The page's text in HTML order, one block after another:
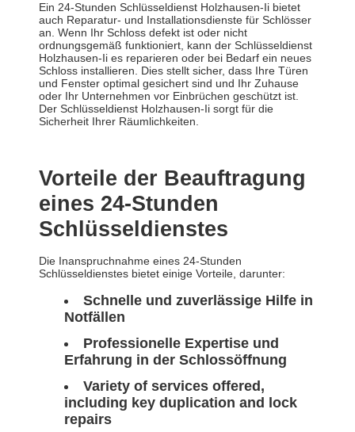
Ein 24-Stunden Schlüsseldienst Holzhausen-Ii bietet
auch Reparatur- und Installationsdienste für Schlösser
an. Wenn Ihr Schloss defekt ist oder nicht
ordnungsgemäß funktioniert, kann der Schlüsseldienst
Holzhausen-Ii es reparieren oder bei Bedarf ein neues
Schloss installieren. Dies stellt sicher, dass Ihre Türen
und Fenster optimal gesichert sind und Ihr Zuhause
oder Ihr Unternehmen vor Einbrüchen geschützt ist.
Der Schlüsseldienst Holzhausen-Ii sorgt für die
Sicherheit Ihrer Räumlichkeiten.
Vorteile der Beauftragung
eines 24-Stunden
Schlüsseldienstes
Die Inanspruchnahme eines 24-Stunden
Schlüsseldienstes bietet einige Vorteile, darunter:
Schnelle und zuverlässige Hilfe in
Notfällen
Professionelle Expertise und
Erfahrung in der Schlossöffnung
Variety of services offered,
including key duplication and lock
repairs